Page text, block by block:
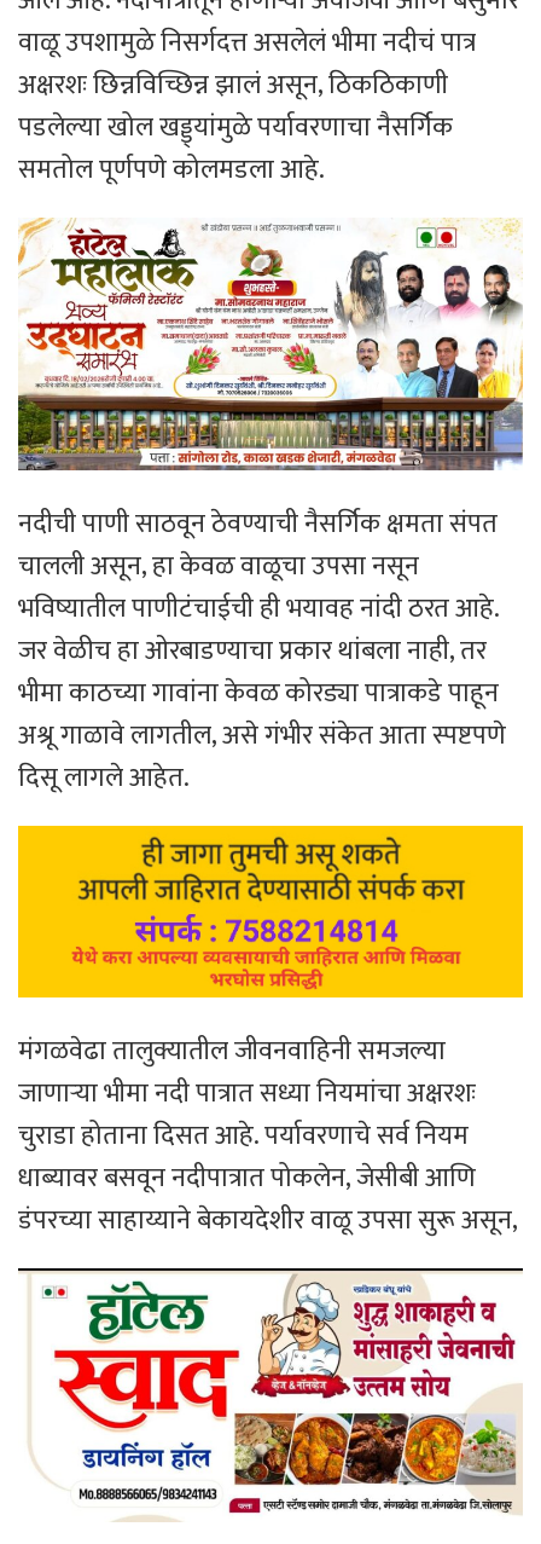
वाळू उपशामुळे निसर्गदत्त असलेलं भीमा नदीचं पात्र
अक्षरशः छिन्नविच्छिन्न झालं असून, ठिकठिकाणी
पडलेल्या खोल खड्ड्यांमुळे पर्यावरणाचा नैसर्गिक
समतोल पूर्णपणे कोलमडला आहे.
नदीची पाणी साठवून ठेवण्याची नैसर्गिक क्षमता संपत
चालली असून, हा केवळ वाळूचा उपसा नसून
भविष्यातील पाणीटंचाईची ही भयावह नांदी ठरत आहे.
जर वेळीच हा ओरबाडण्याचा प्रकार थांबला नाही, तर
भीमा काठच्या गावांना केवळ कोरड्या पात्राकडे पाहून
अश्रू गाळावे लागतील, असे गंभीर संकेत आता स्पष्टपणे
दिसू लागले आहेत.
​मंगळवेढा तालुक्यातील जीवनवाहिनी समजल्या
जाणाऱ्या भीमा नदी पात्रात सध्या नियमांचा अक्षरशः
चुराडा होताना दिसत आहे. पर्यावरणाचे सर्व नियम
धाब्यावर बसवून नदीपात्रात पोकलेन, जेसीबी आणि
डंपरच्या साहाय्याने बेकायदेशीर वाळू उपसा सुरू असून,